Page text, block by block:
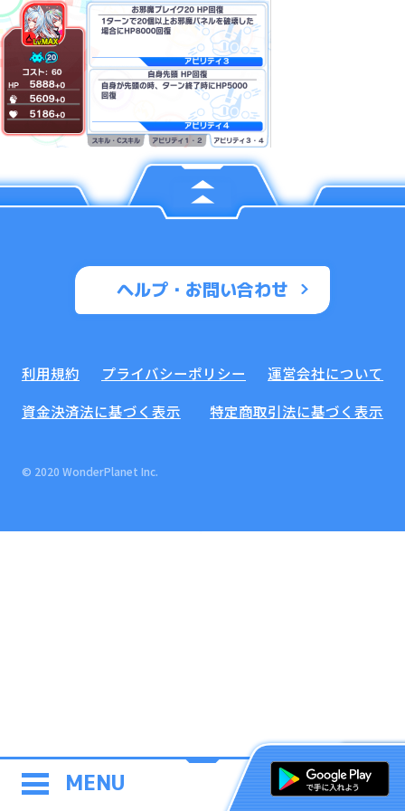
MENU
ヘルプ・お問い合わせ
利用規約 プライバシーポリシー
運営会社について
資金決済法に基づく表示
特定商取引法に基づく表示
© 2020 WonderPlanet Inc.